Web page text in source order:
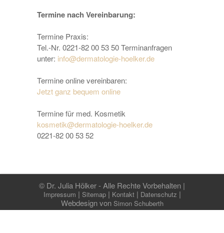
Termine nach Vereinbarung:
Termine Praxis:
Tel.-Nr. 0221-82 00 53 50 Terminanfragen
unter: info@dermatologie-hoelker.de
Termine online vereinbaren:
Jetzt ganz bequem online
Termine für med. Kosmetik
kosmetik@dermatologie-hoelker.de
0221-82 00 53 52
© Dr. Julia Hölker - Alle Rechte Vorbehalten |
Impressum | Sitemap| Kontakt| Datenschutz |
Webdesign von Simon Schuberth